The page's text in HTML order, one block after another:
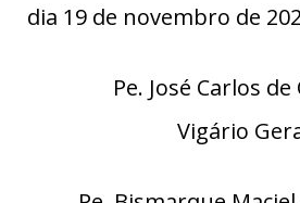
dia 19 de novembro de
Pe. José Carlos
Vigário